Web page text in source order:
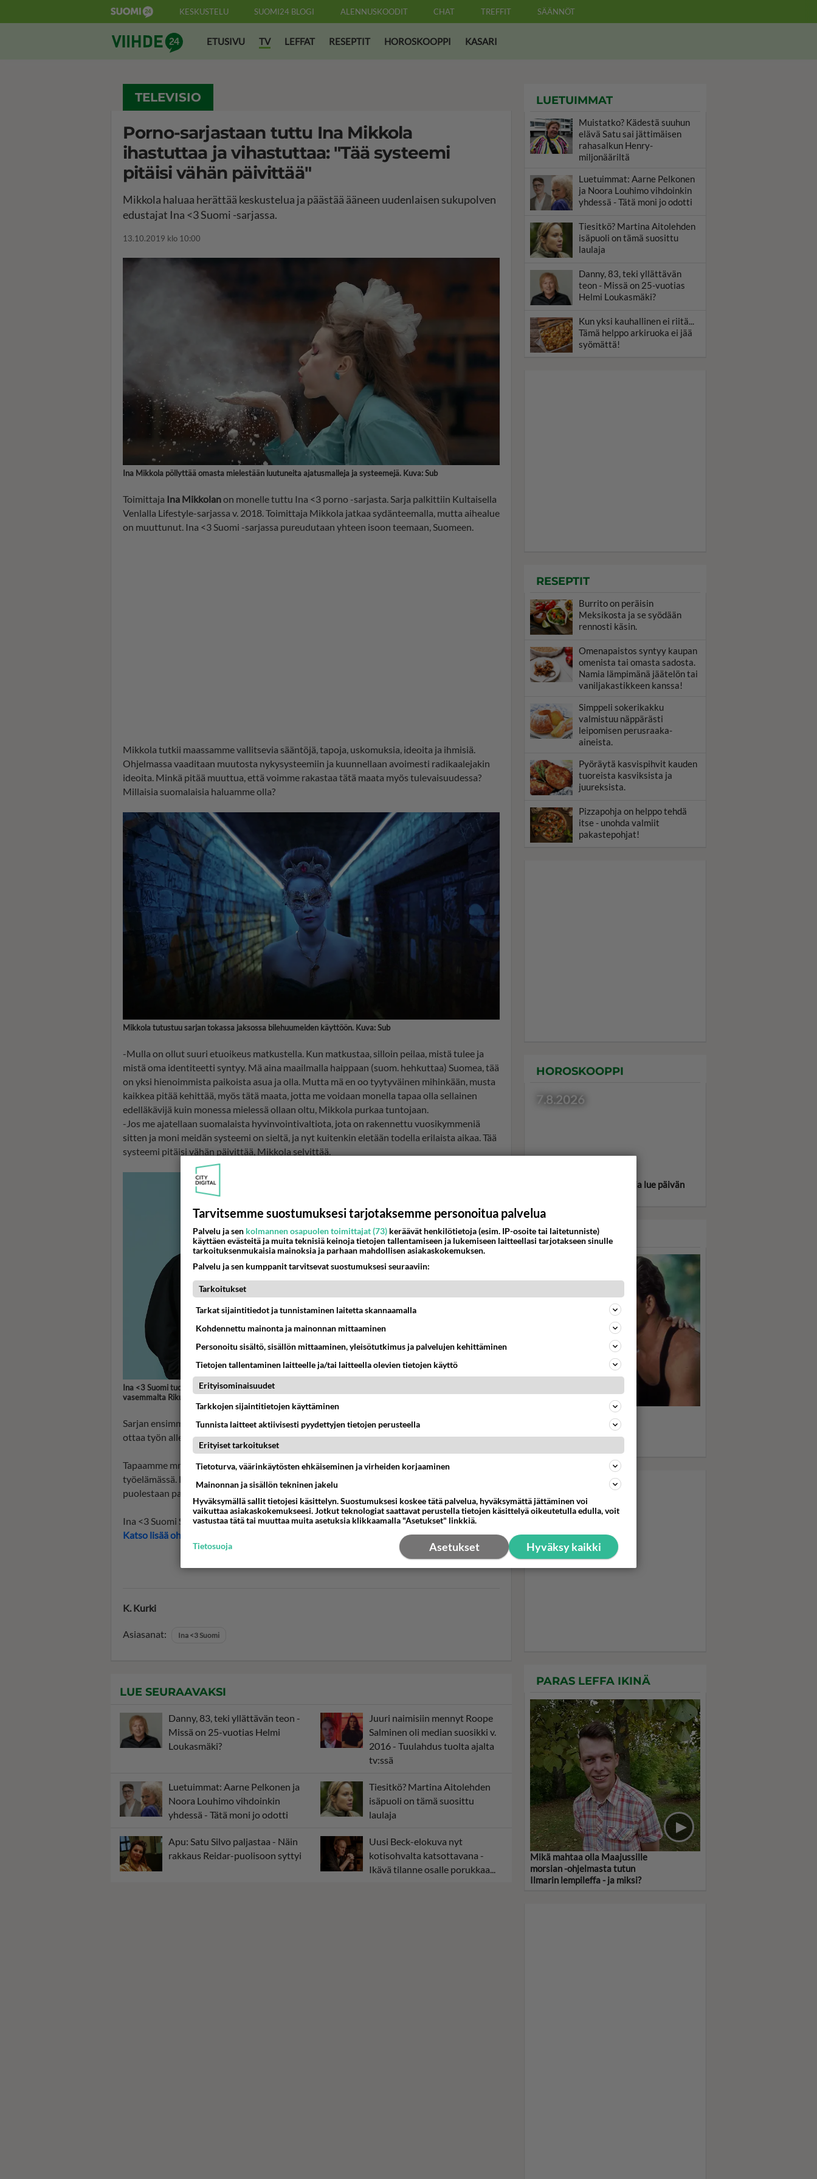
KESKUSTELU SUOMI24 BLOGI ALENNUSKOODIT CHAT TREFFIT SÄÄNNÖT
Suomi24 ViihdeETUSIVU TV LEFFAT RESEPTIT HOROSKOOPPI KASARI
TELEVISIO
Porno-sarjastaan tuttu Ina Mikkola
ihastuttaa ja vihastuttaa: "Tää systeemi
pitäisi vähän päivittää"
Mikkola haluaa herättää keskustelua ja päästää ääneen uudenlaisen sukupolven
edustajat Ina <3 Suomi -sarjassa.
13.10.2019 klo 10:00
Ina Mikkola pöllyttää omasta mielestään luutuneita ajatusmalleja ja systeemejä. Kuva: Sub
Toimittaja Ina Mikkolanon monelle tuttu Ina <3 porno -sarjasta. Sarja palkittiin Kultaisella
Venlalla Lifestyle-sarjassa v. 2018. Toimittaja Mikkola jatkaa sydänteemalla, mutta aihealue
on muuttunut. Ina <3 Suomi -sarjassa pureudutaan yhteen isoon teemaan, Suomeen.
Mikkola tutkii maassamme vallitsevia sääntöjä, tapoja, uskomuksia, ideoita ja ihmisiä.
Ohjelmassa vaaditaan muutosta nykysysteemiin ja kuunnellaan avoimesti radikaalejakin
ideoita. Minkä pitää muuttua, että voimme rakastaa tätä maata myös tulevaisuudessa?
Millaisia suomalaisia haluamme olla?
Mikkola tutustuu sarjan tokassa jaksossa bilehuumeiden käyttöön. Kuva: Sub
-Mulla on ollut suuri etuoikeus matkustella. Kun matkustaa, silloin peilaa, mistä tulee ja
mistä oma identiteetti syntyy. Mä aina maailmalla haippaan (suom. hehkuttaa) Suomea, tää
on yksi hienoimmista paikoista asua ja olla. Mutta mä en oo tyytyväinen mihinkään, musta
kaikkea pitää kehittää, myös tätä maata, jotta me voidaan monella tapaa olla sellainen
edelläkävijä kuin monessa mielessä ollaan oltu, Mikkola purkaa tuntojaan.
-Jos me ajatellaan suomalaista hyvinvointivaltiota, jota on rakennettu vuosikymmeniä
sitten ja moni meidän systeemi on sieltä, ja nyt kuitenkin eletään todella erilaista aikaa. Tää
systeemi pitäisi vähän päivittää, Mikkola selvittää.
Ina <3 Suomi tuotantoyhtiö on Gimme Ya Wallet, joka tunnetaan varsin raikkaista tv-tuotannoista. Kuvassa
vasemmalta Riku Rantala, Ina Mikkola ja Tuna Milonoff. Kuva: Sub
Sarjan ensimmäinen osa käsitteli Suomen turvallisuusuhkia. Tokassa jaksossa Ina Mikkola
ottaa työn alle huumeet ja haluaa selvittää, pitäisikö huumeiden käyttö laillistaa Suomessa.
Tapaamme mm. yrittäjän, joka mikroannostelee psykedeelejä kehittääkseen itseään
työelämässä. Hortonin syndroomasta eli kansankielisesti itsemurhapäänsärystä kärsivä
puolestaan parantaa kipujaan “taikasienillä”, joita hän kerää laittomasti Suomen metsistä.
Ina <3 Suomi Subilla ma klo 20
Katso lisää ohjelma-aikoja Telsu.fi
K. Kurki
Asiasanat: Ina <3 Suomi
LUE SEURAAVAKSI
Danny, 83, teki yllättävän teon -
Missä on 25-vuotias Helmi
Loukasmäki?
Juuri naimisiin mennyt Roope
Salminen oli median suosikki v.
2016 - Tuulahdus tuolta ajalta
tv:ssä
Luetuimmat: Aarne Pelkonen ja
Noora Louhimo vihdoinkin
yhdessä - Tätä moni jo odotti
Tiesitkö? Martina Aitolehden
isäpuoli on tämä suosittu
laulaja
Apu: Satu Silvo paljastaa - Näin
rakkaus Reidar-puolisoon syttyi
Uusi Beck-elokuva nyt
kotisohvalta katsottavana -
Ikävä tilanne osalle porukkaa...
LUETUIMMAT
Muistatko? Kädestä suuhun
elävä Satu sai jättimäisen
rahasalkun Henry-
miljonääriltä
Luetuimmat: Aarne Pelkonen
ja Noora Louhimo vihdoinkin
yhdessä - Tätä moni jo odotti
Tiesitkö? Martina Aitolehden
isäpuoli on tämä suosittu
laulaja
Danny, 83, teki yllättävän
teon - Missä on 25-vuotias
Helmi Loukasmäki?
Kun yksi kauhallinen ei riitä...
Tämä helppo arkiruoka ei jää
syömättä!
RESEPTIT
Burrito on peräisin
Meksikosta ja se syödään
rennosti käsin.
Omenapaistos syntyy kaupan
omenista tai omasta sadosta.
Namia lämpimänä jäätelön tai
vaniljakastikkeen kanssa!
Simppeli sokerikakku
valmistuu näppärästi
leipomisen perusraaka-
aineista.
Pyöräytä kasvispihvit kauden
tuoreista kasviksista ja
juureksista.
Pizzapohja on helppo tehdä
itse - unohda valmiit
pakastepohjat!
HOROSKOOPPI
7.8.2026
Valitse oma tähtimerkkisi ja lue päivän
KASARI
Muistatko Dirty Dancing -
leffan? Seksikäs Patrick
Swayze sai muuveillaan
PARAS LEFFA IKINÄ
Mikä mahtaa olla Maajussille
morsian -ohjelmasta tutun
Ilmarin lempileffa - ja miksi?
Tarvitsemme suostumuksesi tarjotaksemme personoitua palvelua
Palvelu ja sen kolmannen osapuolen toimittajat (73) keräävät henkilötietoja (esim. IP-osoite tai laitetunniste)
käyttäen evästeitä ja muita teknisiä keinoja tietojen tallentamiseen ja lukemiseen laitteellasi tarjotakseen sinulle
tarkoituksenmukaisia mainoksia ja parhaan mahdollisen asiakaskokemuksen.
Palvelu ja sen kumppanit tarvitsevat suostumuksesi seuraaviin:
Tarkoitukset
Tarkat sijaintitiedot ja tunnistaminen laitetta skannaamalla
Kohdennettu mainonta ja mainonnan mittaaminen
Personoitu sisältö, sisällön mittaaminen, yleisötutkimus ja palvelujen kehittäminen
Tietojen tallentaminen laitteelle ja/tai laitteella olevien tietojen käyttö
Erityisominaisuudet
Tarkkojen sijaintitietojen käyttäminen
Tunnista laitteet aktiivisesti pyydettyjen tietojen perusteella
Erityiset tarkoitukset
Tietoturva, väärinkäytösten ehkäiseminen ja virheiden korjaaminen
Mainonnan ja sisällön tekninen jakelu
Hyväksymällä sallit tietojesi käsittelyn. Suostumuksesi koskee tätä palvelua, hyväksymättä jättäminen voi
vaikuttaa asiakaskokemukseesi. Jotkut teknologiat saattavat perustella tietojen käsittelyä oikeutetulla edulla, voit
vastustaa tätä tai muuttaa muita asetuksia klikkaamalla "Asetukset" linkkiä.
Hyväksy kaikki
Asetukset
Tietosuoja